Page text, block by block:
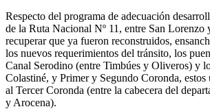
Respecto del programa de adecuación
de la Ruta Nacional Nº 11, entre San Lorenzo
recuperar que ya fueron reconstruidos,
los nuevos requerimientos del tránsito, los
Canal Serodino (entre Timbúes y Oliveros) y
Colastiné, y Primer y Segundo Coronda, estos
al Tercer Coronda (entre la cabecera del
y Arocena).